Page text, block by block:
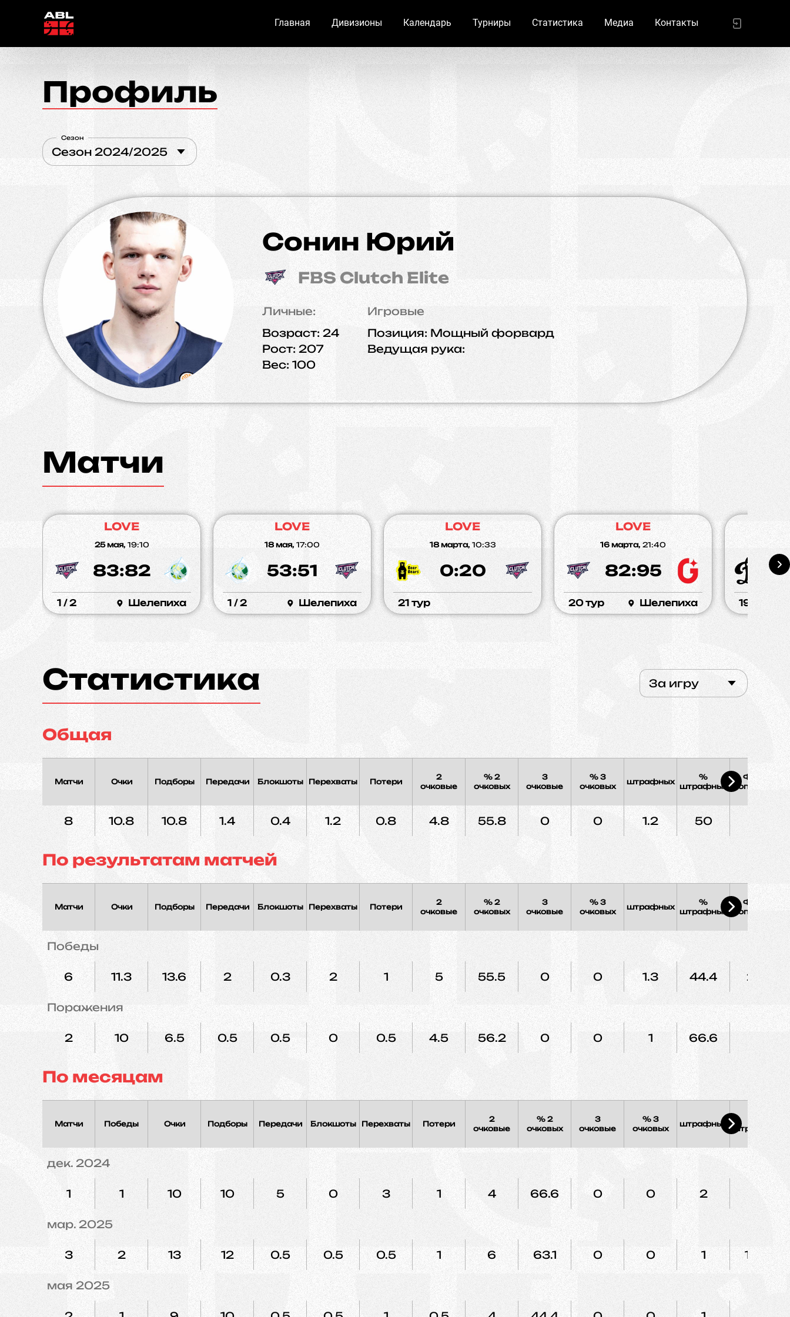
Главная Дивизионы Календарь Турниры Статистика Медиа Контакты
Профиль
Сезон 2024/2025
Сезон
Сонин Юрий
FBS Clutch Elite
Личные:
Возраст:24
Рост: 207
Вес: 100
Игровые
Позиция: Мощный форвард
Ведущая рука:
Матчи
LOVE
25 мая, 19:10
83:82
1 / 2 Шелепиха
LOVE
18 мая, 17:00
53:51
1 / 2 Шелепиха
LOVE
18 марта, 10:33
0:20
21 тур
LOVE
16 марта, 21:40
82:95
20 тур Шелепиха
08
19 тур
Статистика За игру
Общая
Матчи Очки Подборы Передачи Блокшоты Перехваты Потери
2
очковые
% 2
очковых
3
очковые
% 3
очковых
штрафных
%
штрафных
Фолы
соперника
8 10.8 10.8 1.4 0.4 1.2 0.8 4.8 55.8 0 0 1.2 50
По результатам матчей
Матчи Очки Подборы Передачи Блокшоты Перехваты Потери
2
очковые
% 2
очковых
3
очковые
% 3
очковых
штрафных
%
штрафных
Фолы
соперника
Победы
6 11.3 13.6 2 0.3 2 1 5 55.5 0 0 1.3 44.4 2.3
Поражения
2 10 6.5 0.5 0.5 0 0.5 4.5 56.2 0 0 1 66.6
По месяцам
Матчи Победы Очки Подборы Передачи Блокшоты Перехваты Потери
2
очковые
% 2
очковых
3
очковые
% 3
очковых
штрафных
штрафных
дек. 2024
1 1 10 10 5 0 3 1 4 66.6 0 0 2 40
мар. 2025
3 2 13 12 0.5 0.5 0.5 1 6 63.1 0 0 1 100
мая 2025